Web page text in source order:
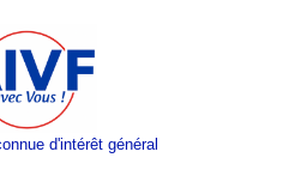
d'intérêt général